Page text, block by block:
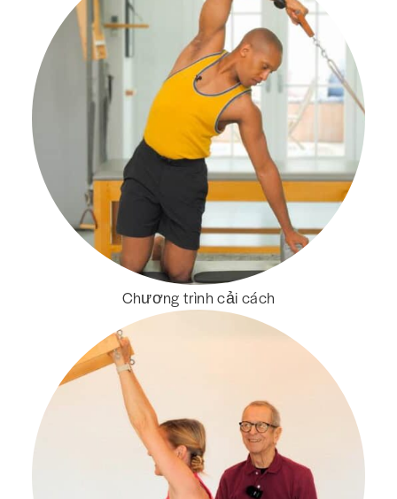
Chương trình cải cách